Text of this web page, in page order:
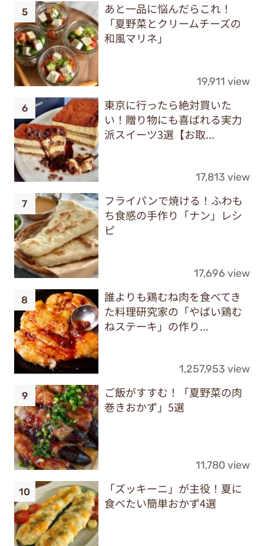
あと一品に悩んだらこれ！
「夏野菜とクリームチーズの
和風マリネ」
19,911 view
東京に行ったら絶対買いた
い！贈り物にも喜ばれる実力
派スイーツ3選【お取...
17,813 view
フライパンで焼ける！ふわも
ち食感の手作り「ナン」レシ
ピ
17,696 view
誰よりも鶏むね肉を食べてき
た料理研究家の「やばい鶏む
ねステーキ」の作り...
1,257,953 view
ご飯がすすむ！「夏野菜の肉
巻きおかず」5選
11,780 view
「ズッキーニ」が主役！夏に
食べたい簡単おかず4選